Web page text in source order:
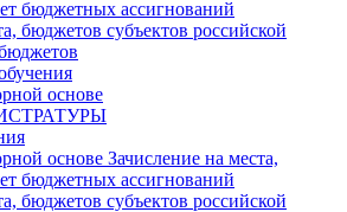
бюджетных ассигнований
бюджетов субъектов российской
основе
основе Зачисление на места,
бюджетных ассигнований
бюджетов субъектов российской